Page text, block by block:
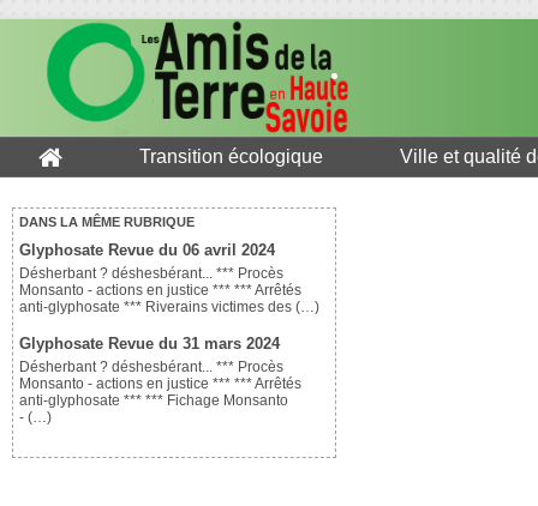
Transition écologique Ville et qualité
DANS LA MÊME RUBRIQUE
Glyphosate Revue du 06 avril 2024
Désherbant ? déshesbérant... *** Procès
Monsanto - actions en justice *** *** Arrêtés
anti-glyphosate *** Riverains victimes des (…)
Glyphosate Revue du 31 mars 2024
Désherbant ? déshesbérant... *** Procès
Monsanto - actions en justice *** *** Arrêtés
anti-glyphosate *** *** Fichage Monsanto
- (…)